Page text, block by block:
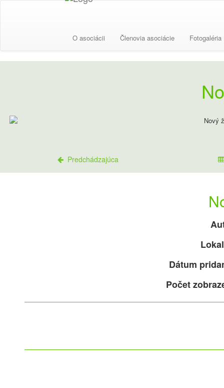
O asociácii Členovia asociácie Fotogaléria
Predchádzajúca
Dátum
Počet